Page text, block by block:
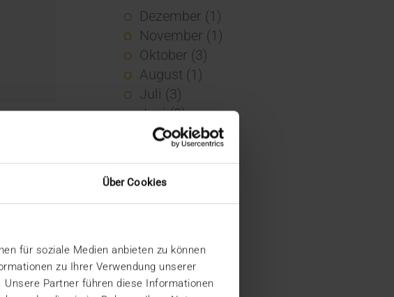
Über Cookies
für soziale Medien anbieten zu können
zu Ihrer Verwendung unserer
Partner führen diese Informationen
Dezember (1)
November (1)
Oktober (3)
August (1)
Juli (3)
Juni (3)
Mai (7)
April (4)
Februar (3)
Dezember (5)
November (6)